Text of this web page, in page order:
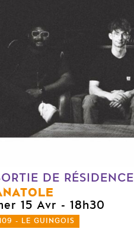
DE RÉSIDENCE
15 Avr - 18h30
- LE GUINGOIS